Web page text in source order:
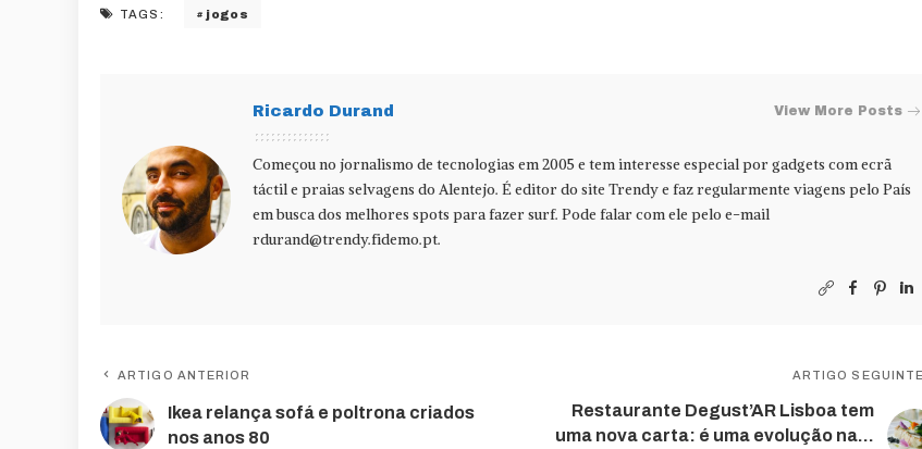
TAGS: jogos
Ricardo Durand View More Posts
Começou no jornalismo de tecnologias em 2005 e tem interesse especial por gadgets com ecrã
táctil e praias selvagens do Alentejo. É editor do site Trendy e faz regularmente viagens pelo País
em busca dos melhores spots para fazer surf. Pode falar com ele pelo e-mail
rdurand@trendy.fidemo.pt.
ARTIGO ANTERIOR
Ikea relança sofá e poltrona criados
nos anos 80
ARTIGO SEGUINTE
Restaurante Degust’AR Lisboa tem
uma nova carta: é uma evolução na…